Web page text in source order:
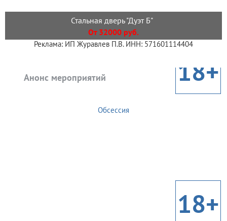
Стальная дверь "Дуэт Б"
От 32000 руб.
Реклама: ИП Журавлев П.В. ИНН: 571601114404
Анонс мероприятий 18+
Обсессия
18+